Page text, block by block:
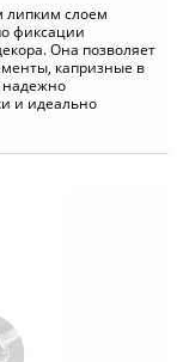
липким слоем
фиксации
Она позволяет
капризные в
надежно
и идеально